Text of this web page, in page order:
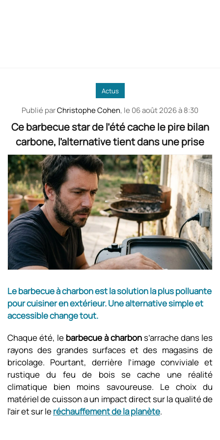
Actus
Publié parChristophe Cohen, le 06 août 2026 à 8:30
Ce barbecue star de l’été cache le pire bilan
carbone, l’alternative tient dans une prise
Le barbecue à charbon est la solution la plus polluante
pour cuisiner en extérieur. Une alternative simple et
accessible change tout.
Chaque été, le barbecue à charbons’arrache dans les
rayons des grandes surfaces et des magasins de
bricolage. Pourtant, derrière l’image conviviale et
rustique du feu de bois se cache une réalité
climatique bien moins savoureuse. Le choix du
matériel de cuisson a un impact direct sur la qualité de
l’air et sur leréchauffement de la planète.